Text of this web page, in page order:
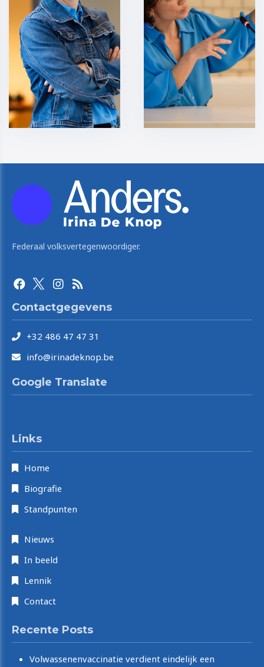
Federaal volksvertegenwoordiger.
Contactgegevens
+32 486 47 47 31
info@irinadeknop.be
Google Translate
Links
Home
Biografie
Standpunten
Nieuws
In beeld
Lennik
Contact
Recente Posts
Volwassenenvaccinatie verdient eindelijk een